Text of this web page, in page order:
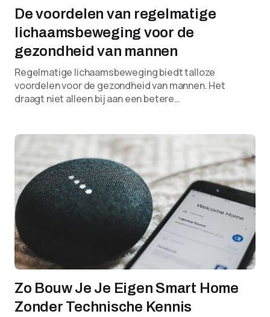
De voordelen van regelmatige
lichaamsbeweging voor de
gezondheid van mannen
Regelmatige lichaamsbeweging biedt talloze
voordelen voor de gezondheid van mannen. Het
draagt niet alleen bij aan een betere…
Zo Bouw Je Je Eigen Smart Home
Zonder Technische Kennis